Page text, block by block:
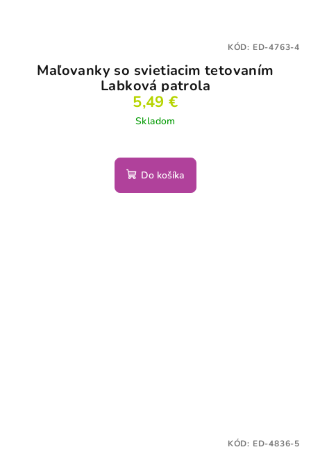
Maľovanky so svietiacim tetovaním
Labková patrola
5,49 €
Skladom
Do košíka
KÓD: ED-4763-4
KÓD: ED-4836-5